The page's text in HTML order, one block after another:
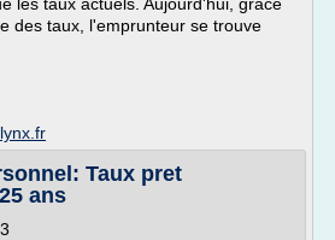
des taux, l'emprunteur se trouve
Taux pret
ans